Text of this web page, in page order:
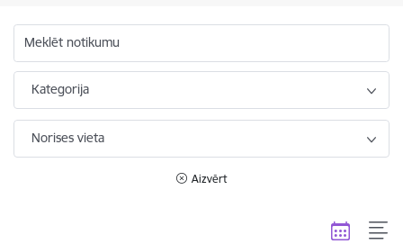
Meklēt notikumu
Kategorija
Norises vieta
Aizvērt